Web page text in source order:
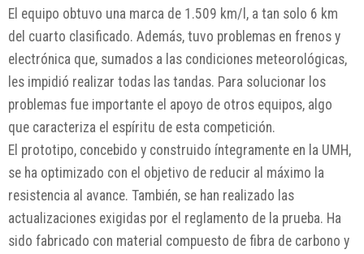
El equipo obtuvo una marca de 1.509 km/l, a tan solo 6 km
del cuarto clasificado. Además, tuvo problemas en frenos y
electrónica que, sumados a las condiciones meteorológicas,
les impidió realizar todas las tandas. Para solucionar los
problemas fue importante el apoyo de otros equipos, algo
que caracteriza el espíritu de esta competición.
El prototipo, concebido y construido íntegramente en la UMH,
se ha optimizado con el objetivo de reducir al máximo la
resistencia al avance. También, se han realizado las
actualizaciones exigidas por el reglamento de la prueba. Ha
sido fabricado con material compuesto de fibra de carbono y